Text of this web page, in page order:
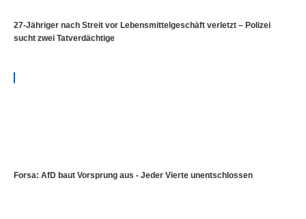
27-Jähriger nach Streit vor Lebensmittelgeschäft verletzt – Polizei
sucht zwei Tatverdächtige
Forsa: AfD baut Vorsprung aus - Jeder Vierte unentschlossen